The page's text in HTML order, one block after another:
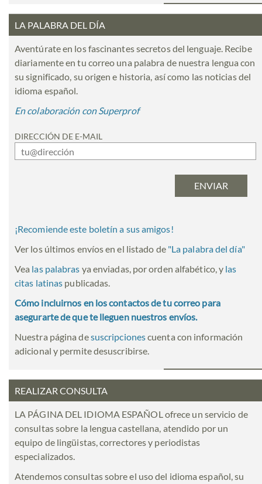
LA PALABRA DEL DÍA
Aventúrate en los fascinantes secretos del lenguaje. Recibe
diariamente en tu correo una palabra de nuestra lengua con
su significado, su origen e historia, así como las noticias del
idioma español.
En colaboración con Superprof
DIRECCIÓN DE E-MAIL
¡Recomiende este boletín a sus amigos!
Ver los últimos envíos en el listado de "La palabra del día"
Vea las palabras ya enviadas, por orden alfabético, y las
citas latinas publicadas.
Cómo incluirnos en los contactos de tu correo para
asegurarte de que te lleguen nuestros envíos.
Nuestra página desuscripcionescuenta con información
adicional y permite desuscribirse.
REALIZAR CONSULTA
LA PÁGINA DEL IDIOMA ESPAÑOL ofrece un servicio de
consultas sobre la lengua castellana, atendido por un
equipo de lingüistas, correctores y periodistas
especializados.
Atendemos consultas sobre el uso del idioma español, su